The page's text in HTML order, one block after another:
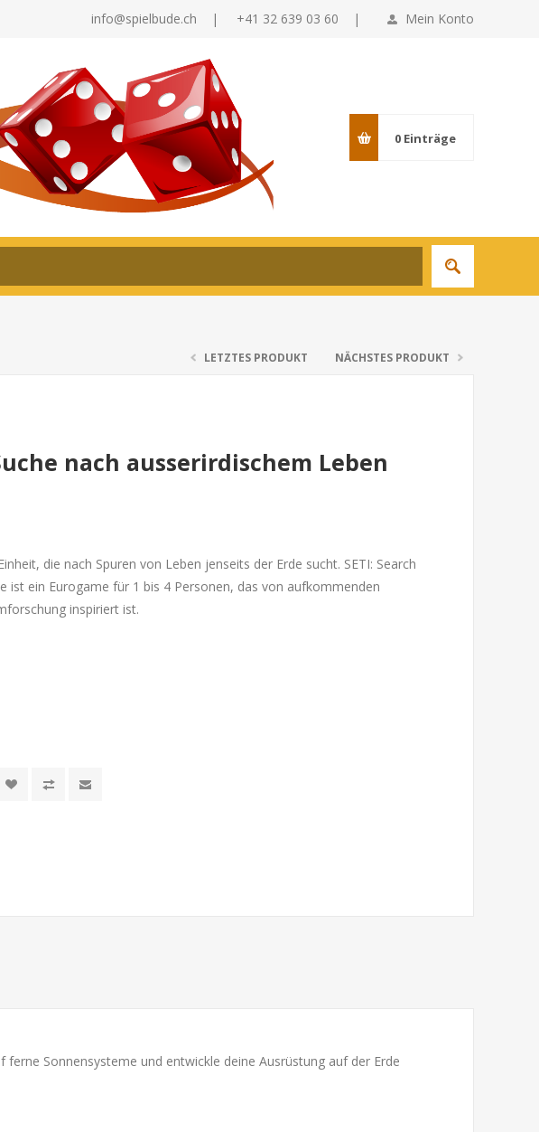
Mein Konto
info@spielbude.ch | +41 32 639 03 60 |
0 Einträge
LETZTES PRODUKT NÄCHSTES PRODUKT
nach ausserirdischem Leben
die nach Spuren von Leben jenseits der Erde sucht. SETI: Search
ist ein Eurogame für 1 bis 4 Personen, das von aufkommenden
inspiriert ist.
Sonnensysteme und entwickle deine Ausrüstung auf der Erde